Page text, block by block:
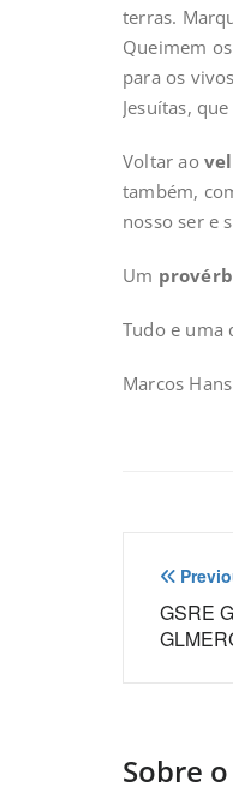
terras.
Queimem
para os
Jesuítas,
Voltar ao
também,
nosso ser e
Um
Tudo e uma
Marcos
de
Post
GSRE
Sobre